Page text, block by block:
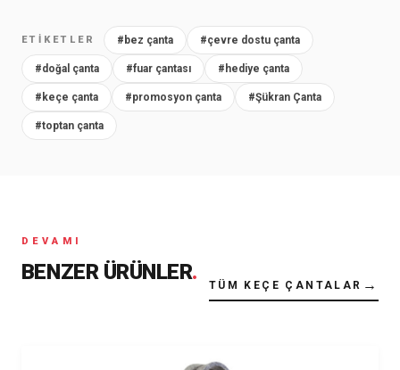
ETIKETLER #bez çanta #çevre dostu çanta
#doğal çanta #fuar çantası #hediye çanta
#keçe çanta #promosyon çanta #Şükran Çanta
#toptan çanta
DEVAMI
BENZER ÜRÜNLER.
TÜM KEÇE ÇANTALAR →